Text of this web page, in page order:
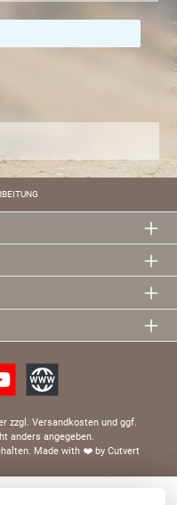
zzgl. Versandkosten und ggf.
anders angegeben.
Made with ❤️by Cutvert